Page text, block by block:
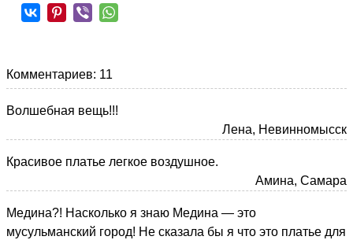
Комментариев: 11
Волшебная вещь!!!
Лена, Невинномысск
Красивое платье легкое воздушное.
Амина, Самара
Медина?! Насколько я знаю Медина — это
мусульманский город! Не сказала бы я что это платье для